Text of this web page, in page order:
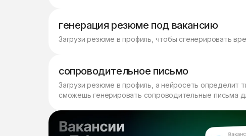
генерация резюме под вакансию
Загрузи резюме в профиль, чтобы сгенерировать
сопроводительное письмо
Загрузи резюме в профиль, а нейросеть определит
сможешь генерировать сопроводительные письма